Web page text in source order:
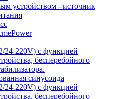
устройством - источник
24-220V) с функцией
бесперебойного
синусоида
24-220V) с функцией
бесперебойного